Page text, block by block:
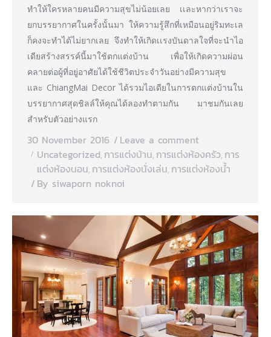
ทำให้ใครหลายคนมีความสุขไม่น้อยเลย เเละหากว่าเราจะ
ยกบรรยากาศในครั้งนั้นมา ให้ความรู้สึกที่เหมือนอยู่ริมทะเล
ก็คงจะทำได้ไม่ยากเลย จึงทำให้เกิดเเรงบันดาลใจที่จะนำไอ
เดียสร้างสรรค์นี้มาใช้ตกแต่งบ้าน เพื่อให้เกิดความผ่อน
คลายต่อผู้ที่อยู่อาศัยได้ใช้ชีวิตประจำวันอย่างมีความสุข
และ ChiangMai Decor ได้รวมไอเดียในการตกแต่งบ้านใน
บรรยากาศสุดชิลล์ให้คุณได้ลองทำตามกัน มาชมกันเลย
สำหรับตัวอย่างแรก
30 November 2016
Leave a comment
Uncategorized, การแต่งบ้าน, การแต่งห้องครัว, การ
แต่งห้องนอน, การแต่งห้องนั่งเล่น, การแต่งห้องน้ำ
By siwaporn noknoi